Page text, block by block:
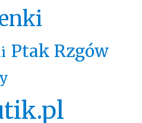
Ptak Rzgów